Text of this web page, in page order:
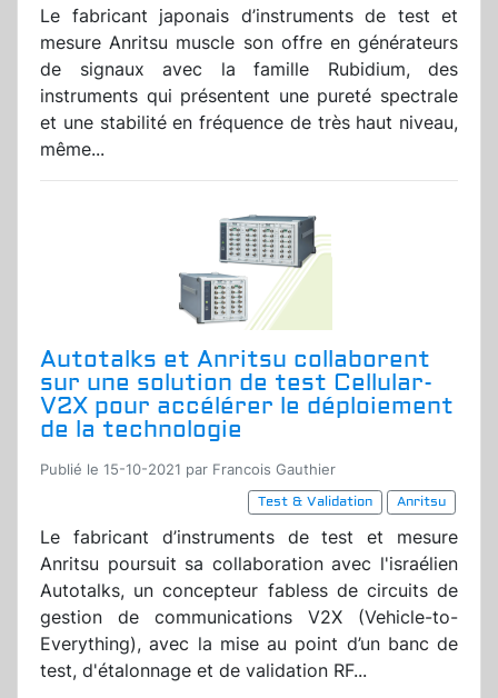
Le fabricant japonais d’instruments de test et
mesure Anritsu muscle son offre en générateurs
de signaux avec la famille Rubidium, des
instruments qui présentent une pureté spectrale
et une stabilité en fréquence de très haut niveau,
même...
Autotalks et Anritsu collaborent
sur une solution de test Cellular-
V2X pour accélérer le déploiement
de la technologie
Publié le 15-10-2021 par Francois Gauthier
Test & Validation
Anritsu
Le fabricant d’instruments de test et mesure
Anritsu poursuit sa collaboration avec l'israélien
Autotalks, un concepteur fabless de circuits de
gestion de communications V2X (Vehicle-to-
Everything), avec la mise au point d’un banc de
test, d'étalonnage et de validation RF...